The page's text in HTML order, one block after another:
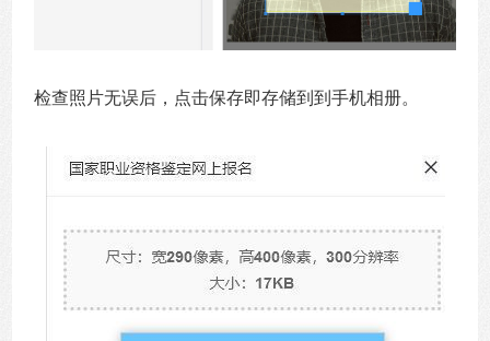
检查照片无误后，点击保存即存储到到手机相册。